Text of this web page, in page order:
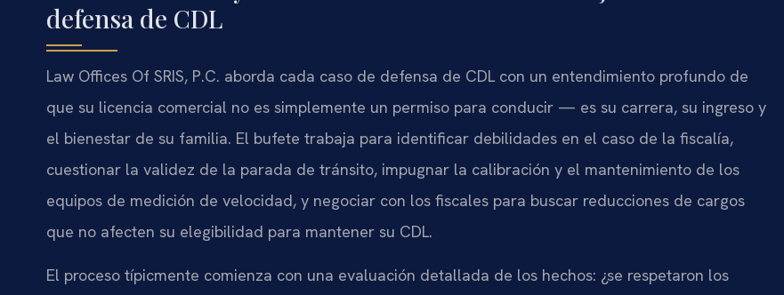
defensa de CDL
Law Offices Of SRIS, P.C. aborda cada caso de defensa de CDL con un entendimiento profundo de
que su licencia comercial no es simplemente un permiso para conducir — es su carrera, su ingreso y
el bienestar de su familia. El bufete trabaja para identificar debilidades en el caso de la fiscalía,
cuestionar la validez de la parada de tránsito, impugnar la calibración y el mantenimiento de los
equipos de medición de velocidad, y negociar con los fiscales para buscar reducciones de cargos
que no afecten su elegibilidad para mantener su CDL.
El proceso típicmente comienza con una evaluación detallada de los hechos: ¿se respetaron los